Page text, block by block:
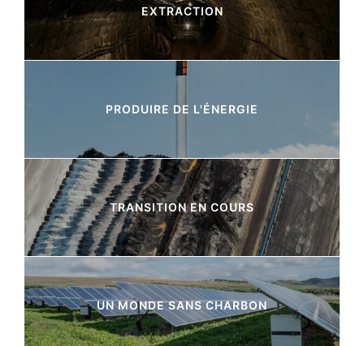
EXTRACTION
10 Articles
PRODUIRE DE L'ÉNERGIE
8 Articles
TRANSITION EN COURS
UN MONDE SANS CHARBON